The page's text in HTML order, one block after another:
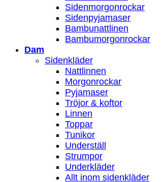
Sidenmorgonrockar
Sidenpyjamaser
Bambunattlinen
Bambumorgonrockar
Dam
Sidenkläder
Nattlinnen
Morgonrockar
Pyjamaser
Tröjor & koftor
Linnen
Toppar
Tunikor
Underställ
Strumpor
Underkläder
Allt inom sidenkläder